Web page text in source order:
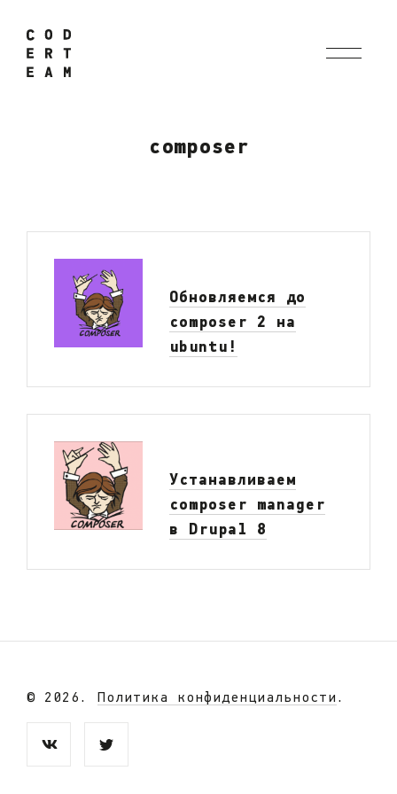
composer
Обновляемся до
composer 2 на
ubuntu!
Устанавливаем
composer manager
в Drupal 8
© 2026. Политика конфиденциальности .